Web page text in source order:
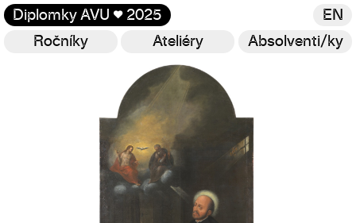
Diplomky AVU ♥ 2025
EN
Ročníky
Ateliéry Absolventi/ky